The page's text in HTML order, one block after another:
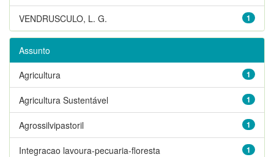
1
VENDRUSCULO, L. G.
Assunto
1
Agricultura
1
Agricultura Sustentável
1
Agrossilvipastoril
1
Integracao lavoura-pecuaria-floresta